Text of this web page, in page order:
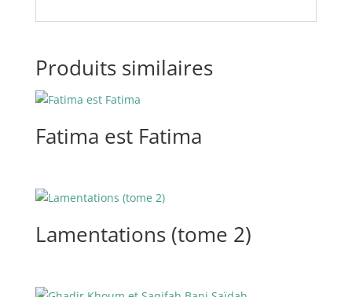
Produits similaires
Fatima est Fatima
Lamentations (tome 2)